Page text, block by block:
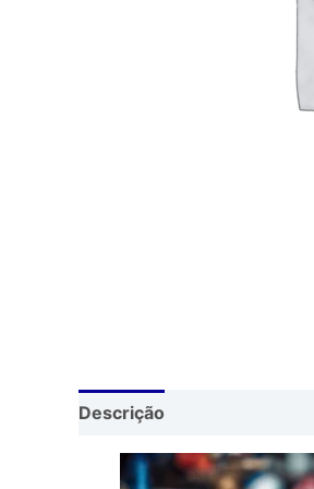
Descrição